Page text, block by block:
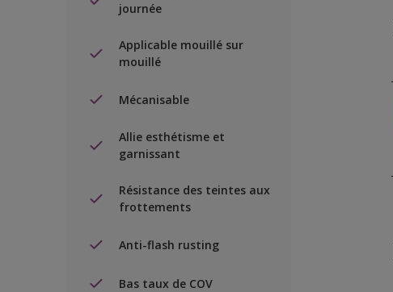
journée
Applicable mouillé sur
mouillé
Mécanisable
Allie esthétisme et
garnissant
Résistance des teintes aux
frottements
Anti-flash rusting
Bas taux de COV